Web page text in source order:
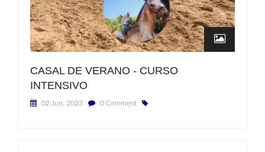
CASAL DE VERANO - CURSO
INTENSIVO
02 Jun, 2023 0 Comment